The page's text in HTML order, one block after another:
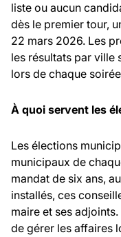
liste ou aucun
dès le premier tour,
22 mars 2026. Les
les résultats par ville
lors de chaque
À quoi servent les
Les élections
municipaux de
mandat de six ans,
installés, ces
maire et ses
de gérer les affaires